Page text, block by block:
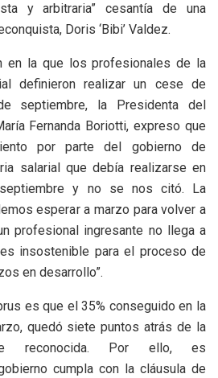
y arbitraria” cesantía de una
Doris ‘Bibi’ Valdez.
en la que los profesionales de la
definieron realizar un cese de
septiembre, la Presidenta del
Fernanda Boriotti, expreso que
por parte del gobierno de
salarial que debía realizarse en
y no se nos citó. La
esperar a marzo para volver a
profesional ingresante no llega a
insostenible para el proceso de
en desarrollo”.
es que el 35% conseguido en la
quedó siete puntos atrás de la
reconocida. Por ello, es
cumpla con la cláusula de